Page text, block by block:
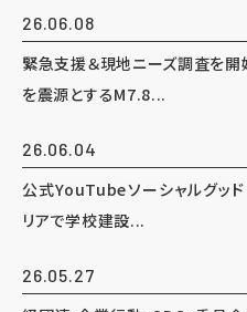
26.06.08
緊急支援＆現地ニーズ調査を開
を震源とするM7.8...
26.06.04
公式YouTubeソーシャルグッ
リアで学校建設...
26.05.27